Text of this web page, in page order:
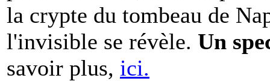
la crypte du tombeau de
l'invisible se révèle. Un
savoir plus, ici.